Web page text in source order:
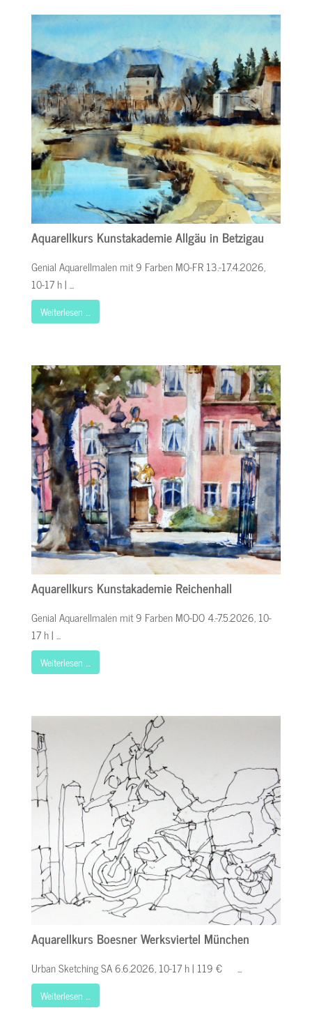
Aquarellkurs Kunstakademie Allgäu in Betzigau
Genial Aquarellmalen mit 9 Farben MO-FR 13.-17.4.2026,
10-17 h | ...
Weiterlesen …
Aquarellkurs Kunstakademie Reichenhall
Genial Aquarellmalen mit 9 Farben MO-DO 4.-7.5.2026, 10-
17 h | ...
Weiterlesen …
Aquarellkurs Boesner Werksviertel München
Urban Sketching SA 6.6.2026, 10-17 h | 119 € ...
Weiterlesen …